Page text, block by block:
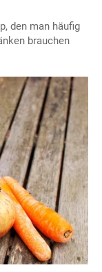
den man häufig
brauchen